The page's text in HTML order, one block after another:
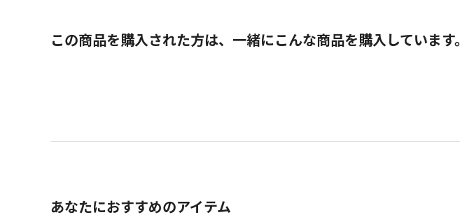
この商品を購入された方は、一緒にこんな商品を購入しています。
あなたにおすすめのアイテム